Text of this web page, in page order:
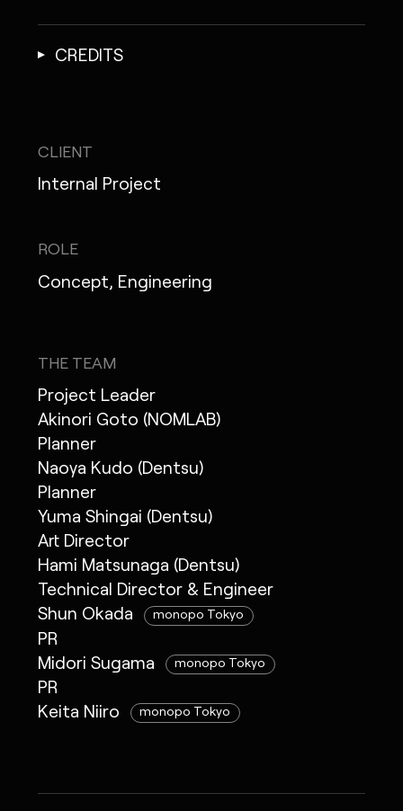
CREDITS
CLIENT
Internal Project
ROLE
Concept, Engineering
THE TEAM
Project Leader
Akinori Goto (NOMLAB)
Planner
Naoya Kudo (Dentsu)
Planner
Yuma Shingai (Dentsu)
Art Director
Hami Matsunaga (Dentsu)
Technical Director & Engineer
Shun Okada
monopo Tokyo
PR
Midori Sugama
monopo Tokyo
PR
Keita Niiro
monopo Tokyo